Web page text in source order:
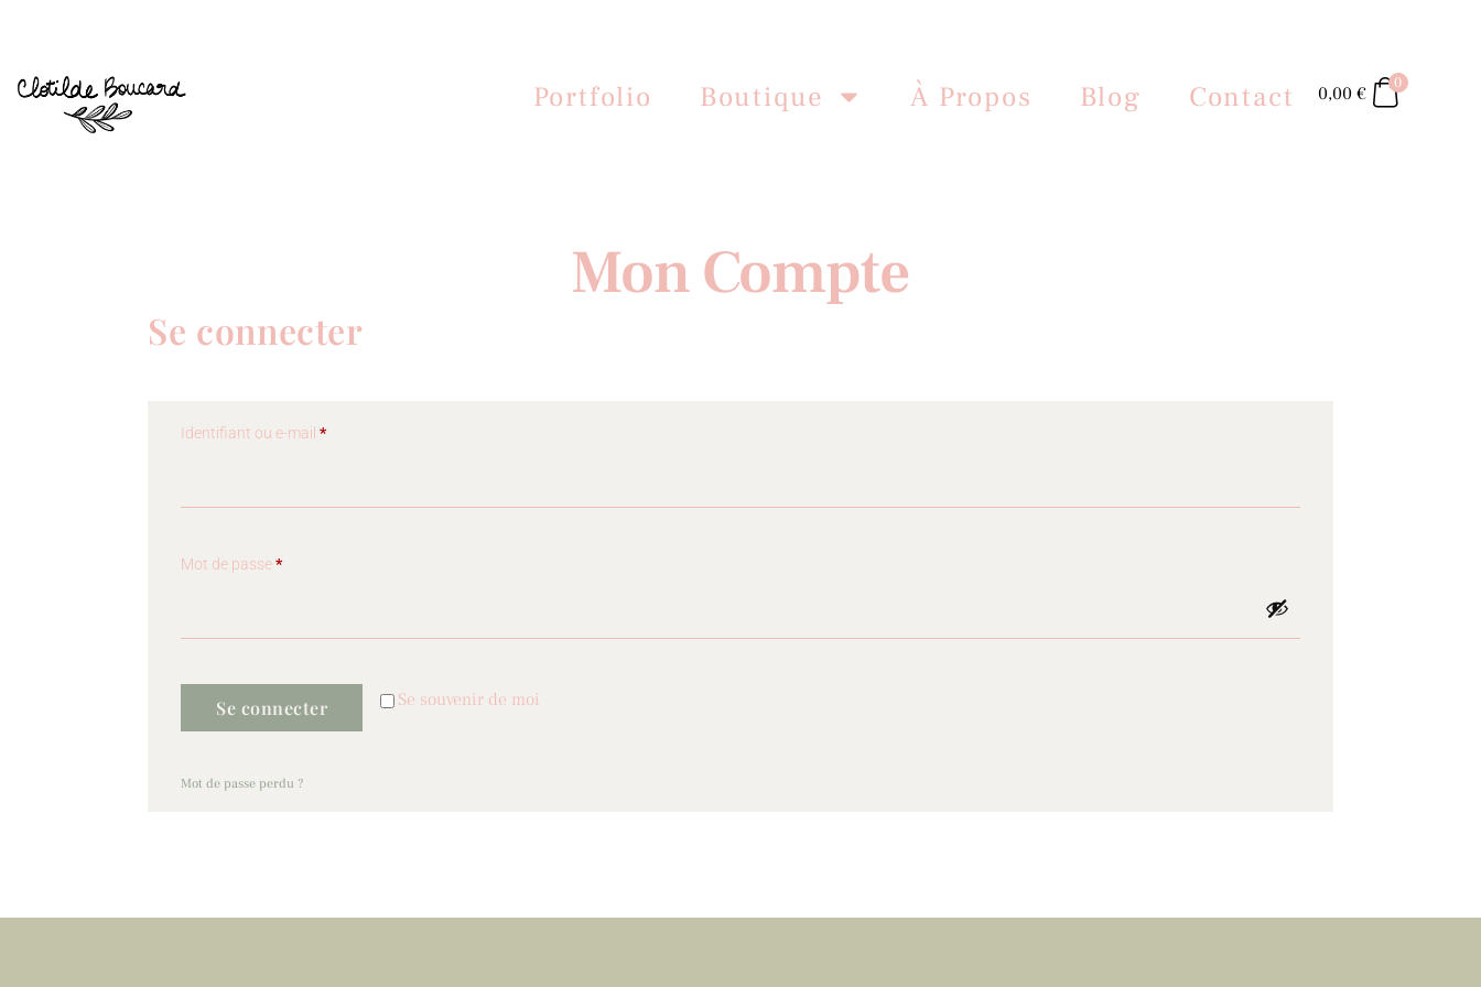
Portfolio Boutique À Propos Blog Contact 0,00 €
0
Mon Compte
Se connecter
Identifiant ou e-mail*
Mot de passe*
Se souvenir de moi
Se connecter
Mot de passe perdu ?